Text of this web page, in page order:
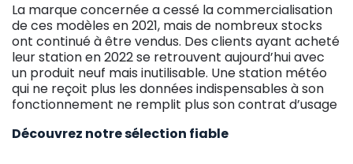
La marque concernée a cessé la commercialisation
de ces modèles en 2021, mais de nombreux stocks
ont continué à être vendus. Des clients ayant acheté
leur station en 2022 se retrouvent aujourd’hui avec
un produit neuf mais inutilisable. Une station météo
qui ne reçoit plus les données indispensables à son
fonctionnement ne remplit plus son contrat d’usage
Découvrez notre sélection fiable